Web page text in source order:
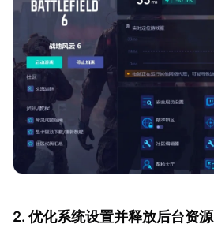
2. 优化系统设置并释放后台资源